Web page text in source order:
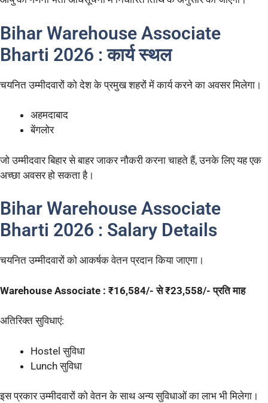
Bihar Warehouse Associate
Bharti 2026 : कार्य स्थल
चयनित उम्मीदवारों को देश के प्रमुख शहरों में कार्य करने का अवसर मिलेगा।
अहमदाबाद
बेंगलोर
जो उम्मीदवार बिहार से बाहर जाकर नौकरी करना चाहते हैं, उनके लिए यह एक
अच्छा अवसर हो सकता है।
Bihar Warehouse Associate
Bharti 2026 : Salary Details
चयनित उम्मीदवारों को आकर्षक वेतन प्रदान किया जाएगा।
Warehouse Associate : ₹16,584/- से ₹23,558/- प्रति माह
अतिरिक्त सुविधाएं:
Hostel सुविधा
Lunch सुविधा
इस प्रकार उम्मीदवारों को वेतन के साथ अन्य सुविधाओं का लाभ भी मिलेगा।